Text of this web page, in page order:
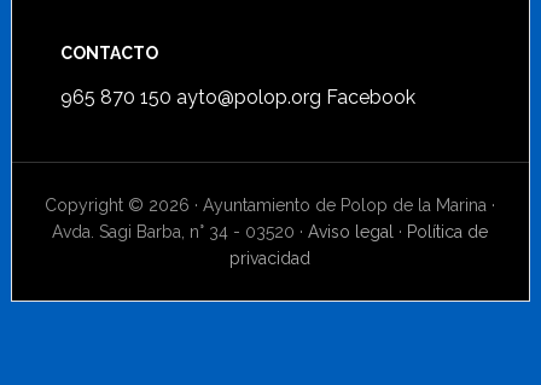
CONTACTO
965 870 150 ayto@polop.org Facebook
Copyright © 2026 · Ayuntamiento de Polop de la Marina ·
Avda. Sagi Barba, n° 34 - 03520 ·Aviso legal · Política de
privacidad